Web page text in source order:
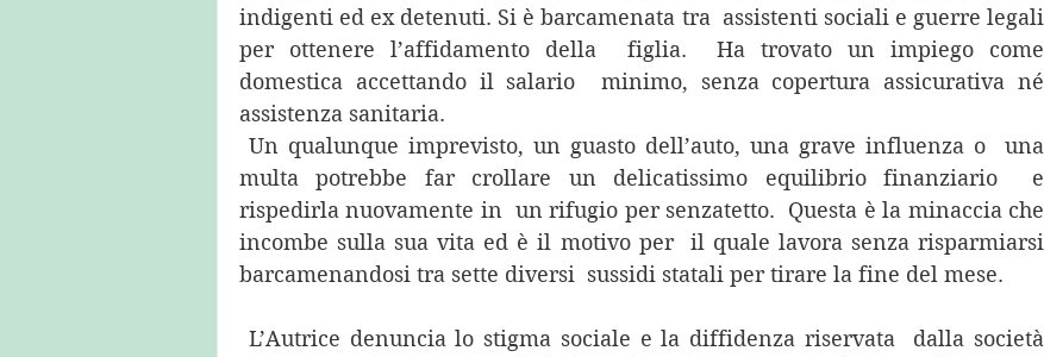
indigenti ed ex detenuti. Si è barcamenata tra  assistenti sociali e guerre legali
per ottenere l’affidamento della  figlia.  Ha trovato un impiego come
domestica accettando il salario  minimo, senza copertura assicurativa né
assistenza sanitaria.
multa potrebbe far crollare un delicatissimo equilibrio finanziario  e
rispedirla nuovamente in  un rifugio per senzatetto.  Questa è la minaccia che
incombe sulla sua vita ed è il motivo per  il quale lavora senza risparmiarsi
barcamenandosi tra sette diversi  sussidi statali per tirare la fine del mese.